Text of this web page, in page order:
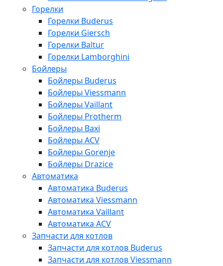
Горелки
Горелки Buderus
Горелки Giersch
Горелки Baltur
Горелки Lamborghini
Бойлеры
Бойлеры Buderus
Бойлеры Viessmann
Бойлеры Vaillant
Бойлеры Protherm
Бойлеры Baxi
Бойлеры ACV
Бойлеры Gorenje
Бойлеры Drazice
Автоматика
Автоматика Buderus
Автоматика Viessmann
Автоматика Vaillant
Автоматика ACV
Запчасти для котлов
Запчасти для котлов Buderus
Запчасти для котлов Viessmann